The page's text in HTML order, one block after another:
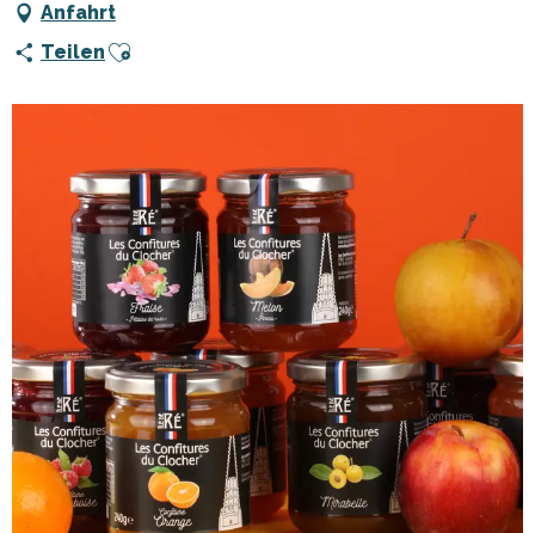
Anfahrt
Teilen Ajouter aux favoris